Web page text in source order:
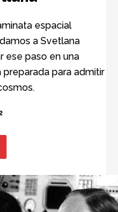
espacial
a Svetlana
ese paso en una
para admitir